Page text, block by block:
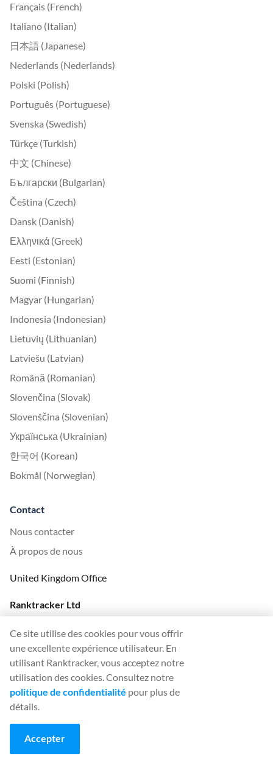
Français (French)
Italiano (Italian)
日本語 (Japanese)
Nederlands (Nederlands)
Polski (Polish)
Português (Portuguese)
Svenska (Swedish)
Türkçe (Turkish)
中文 (Chinese)
Български (Bulgarian)
Čeština (Czech)
Dansk (Danish)
Ελληνικά (Greek)
Eesti (Estonian)
Suomi (Finnish)
Magyar (Hungarian)
Indonesia (Indonesian)
Lietuvių (Lithuanian)
Latviešu (Latvian)
Română (Romanian)
Slovenčina (Slovak)
Slovenščina (Slovenian)
Українська (Ukrainian)
한국어 (Korean)
Bokmål (Norwegian)
Contact
Nous contacter
À propos de nous
United Kingdom Office
Ranktracker Ltd
London, EC1R 5DF
Company No: 08820809
felix@ranktracker.com
Ce site utilise des cookies pour vous offrir
une excellente expérience utilisateur. En
utilisant Ranktracker, vous acceptez notre
utilisation des cookies. Consultez notre
politique de confidentialité pour plus de
détails.
Accepter